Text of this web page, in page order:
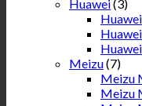
Huawei(3)
Meizu(7)
Meizu
Meizu